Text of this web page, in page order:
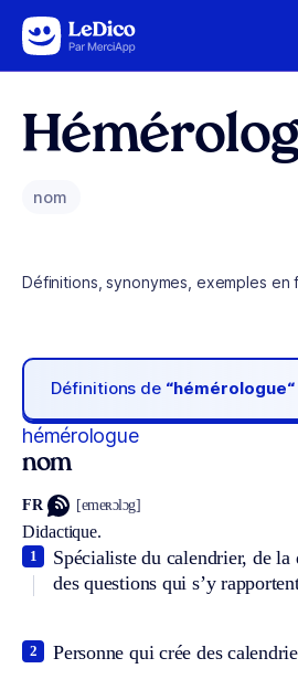
Aller au contenu
nom
Définitions, synonymes, exemples en
Définitions de “hémérologue“
hémérologue
nom
FR [emeʀɔlɔg]
Didactique.
Spécialiste du calendrier, de la
des questions qui s’y
1
Personne qui crée des
2